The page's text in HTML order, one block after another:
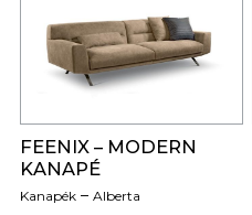
FEENIX – MODERN
KANAPÉ
Kanapék Alberta